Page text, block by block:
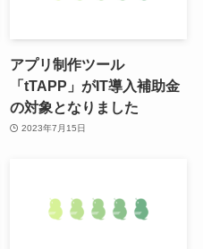
アプリ制作ツール
「tTAPP」がIT導入補助金
の対象となりました
2023年7月15日